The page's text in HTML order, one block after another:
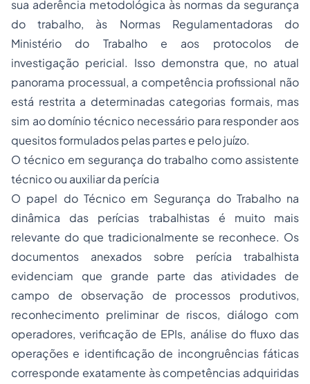
sua aderência metodológica às normas da segurança
do trabalho, às Normas Regulamentadoras do
Ministério do Trabalho e aos protocolos de
investigação pericial. Isso demonstra que, no atual
panorama processual, a competência profissional não
está restrita a determinadas categorias formais, mas
sim ao domínio técnico necessário para responder aos
quesitos formulados pelas partes e pelo juízo.
O técnico em segurança do trabalho como assistente
técnico ou auxiliar da perícia
O papel do Técnico em Segurança do Trabalho na
dinâmica das perícias trabalhistas é muito mais
relevante do que tradicionalmente se reconhece. Os
documentos anexados sobre perícia trabalhista
evidenciam que grande parte das atividades de
campo de observação de processos produtivos,
reconhecimento preliminar de riscos, diálogo com
operadores, verificação de EPIs, análise do fluxo das
operações e identificação de incongruências fáticas
corresponde exatamente às competências adquiridas